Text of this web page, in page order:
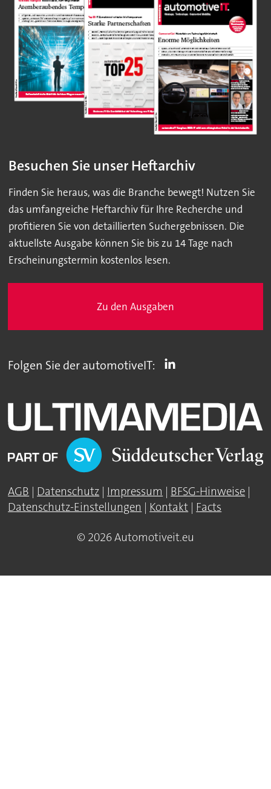
Besuchen Sie unser Heftarchiv
Finden Sie heraus, was die Branche bewegt! Nutzen Sie
das umfangreiche Heftarchiv für Ihre Recherche und
profitieren Sie von detaillierten Suchergebnissen. Die
aktuellste Ausgabe können Sie bis zu 14 Tage nach
Erscheinungstermin kostenlos lesen.
Zu den Ausgaben
Folgen Sie der automotiveIT:
AGB | Datenschutz | Impressum | BFSG-Hinweise |
Datenschutz-Einstellungen | Kontakt | Facts
© 2026 Automotiveit.eu